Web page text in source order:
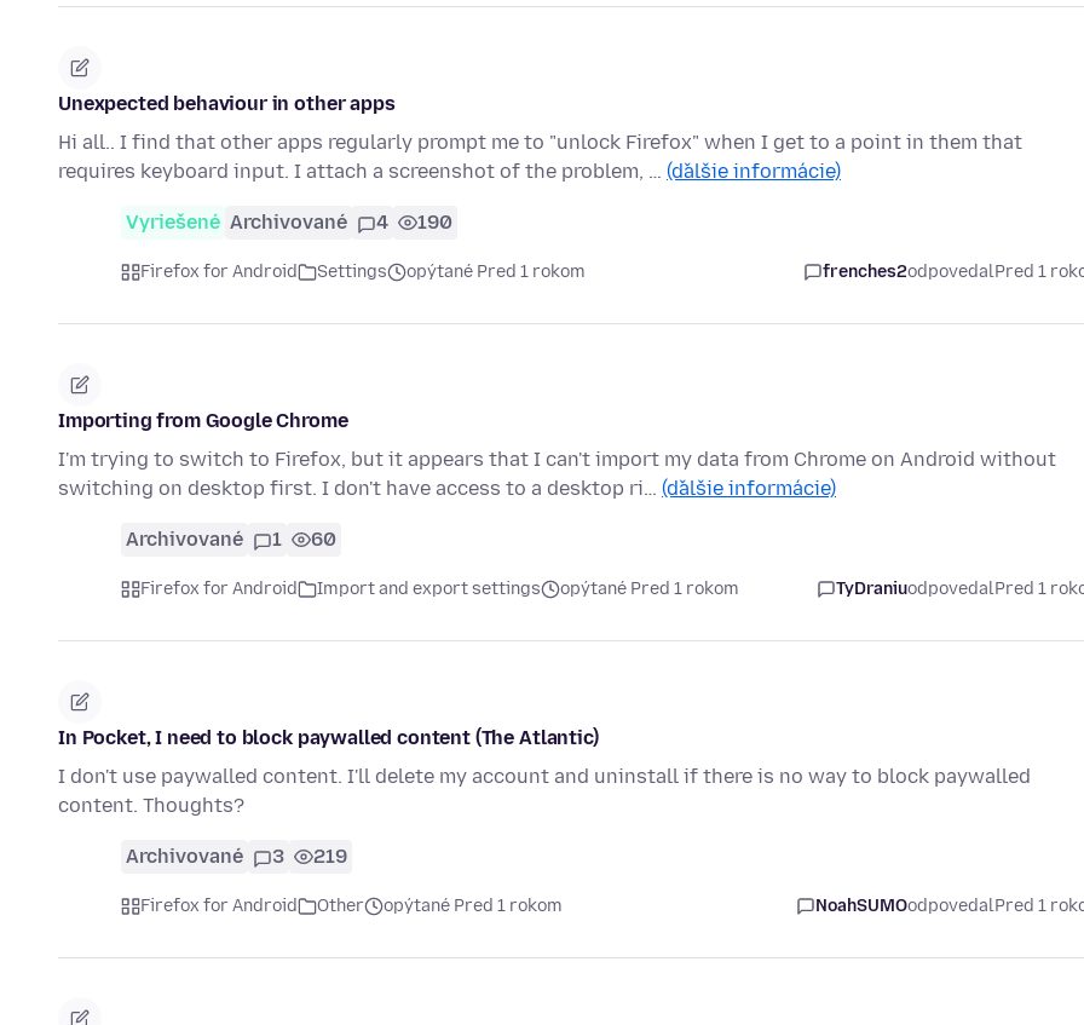
Unexpected behaviour in other apps
Hi all.. I find that other apps regularly prompt me to "unlock Firefox" when I get to a point in them that
requires keyboard input. I attach a screenshot of the problem, … (ďalšie informácie)
Vyriešené Archivované 4 190
Firefox for Android Settings opýtané Pred 1 rokom frenches2odpovedalPred 1
Importing from Google Chrome
I'm trying to switch to Firefox, but it appears that I can't import my data from Chrome on Android without
switching on desktop first. I don't have access to a desktop ri… (ďalšie informácie)
Archivované 1 60
Firefox for Android Import and export settings opýtané Pred 1 rokom TyDraniuodpovedalPred 1
In Pocket, I need to block paywalled content (The Atlantic)
I don't use paywalled content. I'll delete my account and uninstall if there is no way to block paywalled
content. Thoughts?
Archivované 3 219
Firefox for Android Other opýtané Pred 1 rokom NoahSUMOodpovedalPred 1